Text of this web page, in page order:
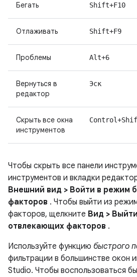
Бегать Shift+F10
Отлаживать Shift+F9
Проблемы Alt+6
Вернуться в
редактор
Эск
Скрыть все окна
инструментов
Чтобы скрыть все панели
инструментов и вкладки
Внешний вид > Войти в режим
факторов . Чтобы выйти из
факторов, щелкните Вид >
отвлекающих факторов .
Используйте функцию быстрого
фильтрации в большинстве окон
Studio. Чтобы воспользоваться